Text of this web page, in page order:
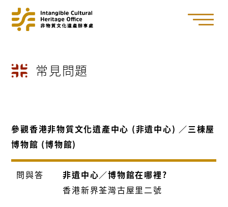
常見問題
參觀香港非物質文化遺產中心 (非遺中心) ／三棟屋
博物館 (博物館)
問與答
非遺中心／博物館在哪裡?
香港新界荃灣古屋里二號